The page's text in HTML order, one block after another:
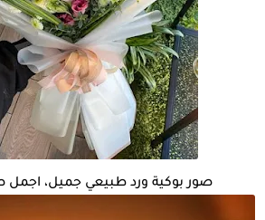
صور بوكية ورد طبيعي جميل، اجمل